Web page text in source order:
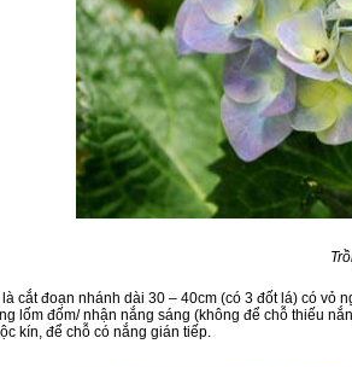
là cắt đoạn nhánh dài 30 – 40cm (có 3 đốt lá) có vỏ
lốm đốm/ nhận nắng sáng (không để chỗ thiếu
kín, để chỗ có nắng gián tiếp.